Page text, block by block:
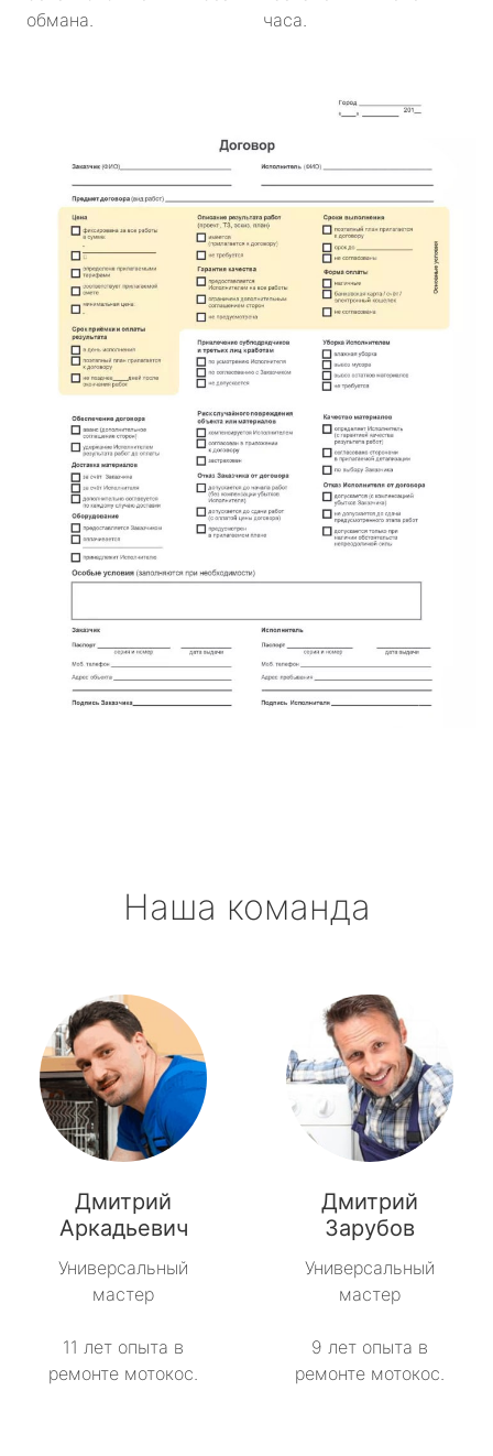
обмана.
часа.
Наша команда
Дмитрий
Аркадьевич
Универсальный
мастер
11 лет опыта в
ремонте мотокос.
Дмитрий
Зарубов
Универсальный
мастер
9 лет опыта в
ремонте мотокос.